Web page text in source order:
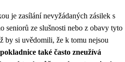
je zasílání nevyžádaných zásilek s
seniorů ze slušnosti nebo z obavy tyto
by si uvědomili, že k tomu nejsou
také často zneužívá